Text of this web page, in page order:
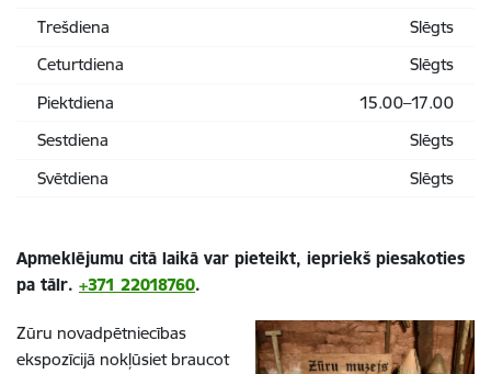
Trešdiena
Slēgts
Ceturtdiena
Slēgts
Piektdiena
15.00–17.00
Sestdiena
Slēgts
Svētdiena
Slēgts
Apmeklējumu citā laikā var pieteikt, iepriekš piesakoties
pa tālr. +371 22018760.
Zūru novadpētniecības
ekspozīcijā nokļūsiet braucot